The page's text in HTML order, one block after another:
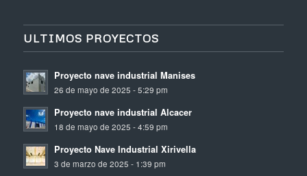
ULTIMOS PROYECTOS
Proyecto nave industrial Manises
26 de mayo de 2025 - 5:29 pm
Proyecto nave industrial Alcacer
18 de mayo de 2025 - 4:59 pm
Proyecto Nave Industrial Xirivella
3 de marzo de 2025 - 1:39 pm